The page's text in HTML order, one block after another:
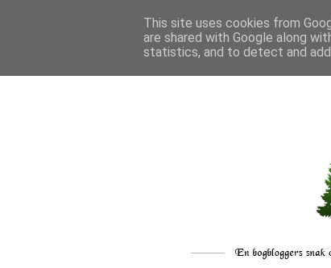
This site uses cookies from
are shared with Google along
statistics, and to detect and